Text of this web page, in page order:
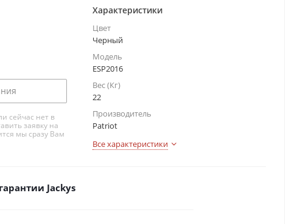
сейчас нет в
заявку на
мы сразу Вам
Характеристики
Цвет
Черный
Модель
ESP2016
Вес (Кг)
22
Производитель
Patriot
Все характеристики
Jackys